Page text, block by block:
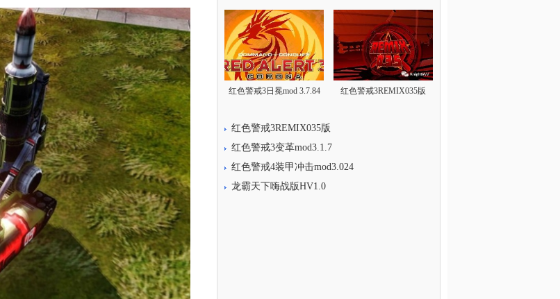
红色警戒3日冕mod 3.7.84 红色警戒3REMIX035版
红色警戒3REMIX035版
红色警戒3变革mod3.1.7
红色警戒4装甲冲击mod3.024
龙霸天下嗨战版HV1.0